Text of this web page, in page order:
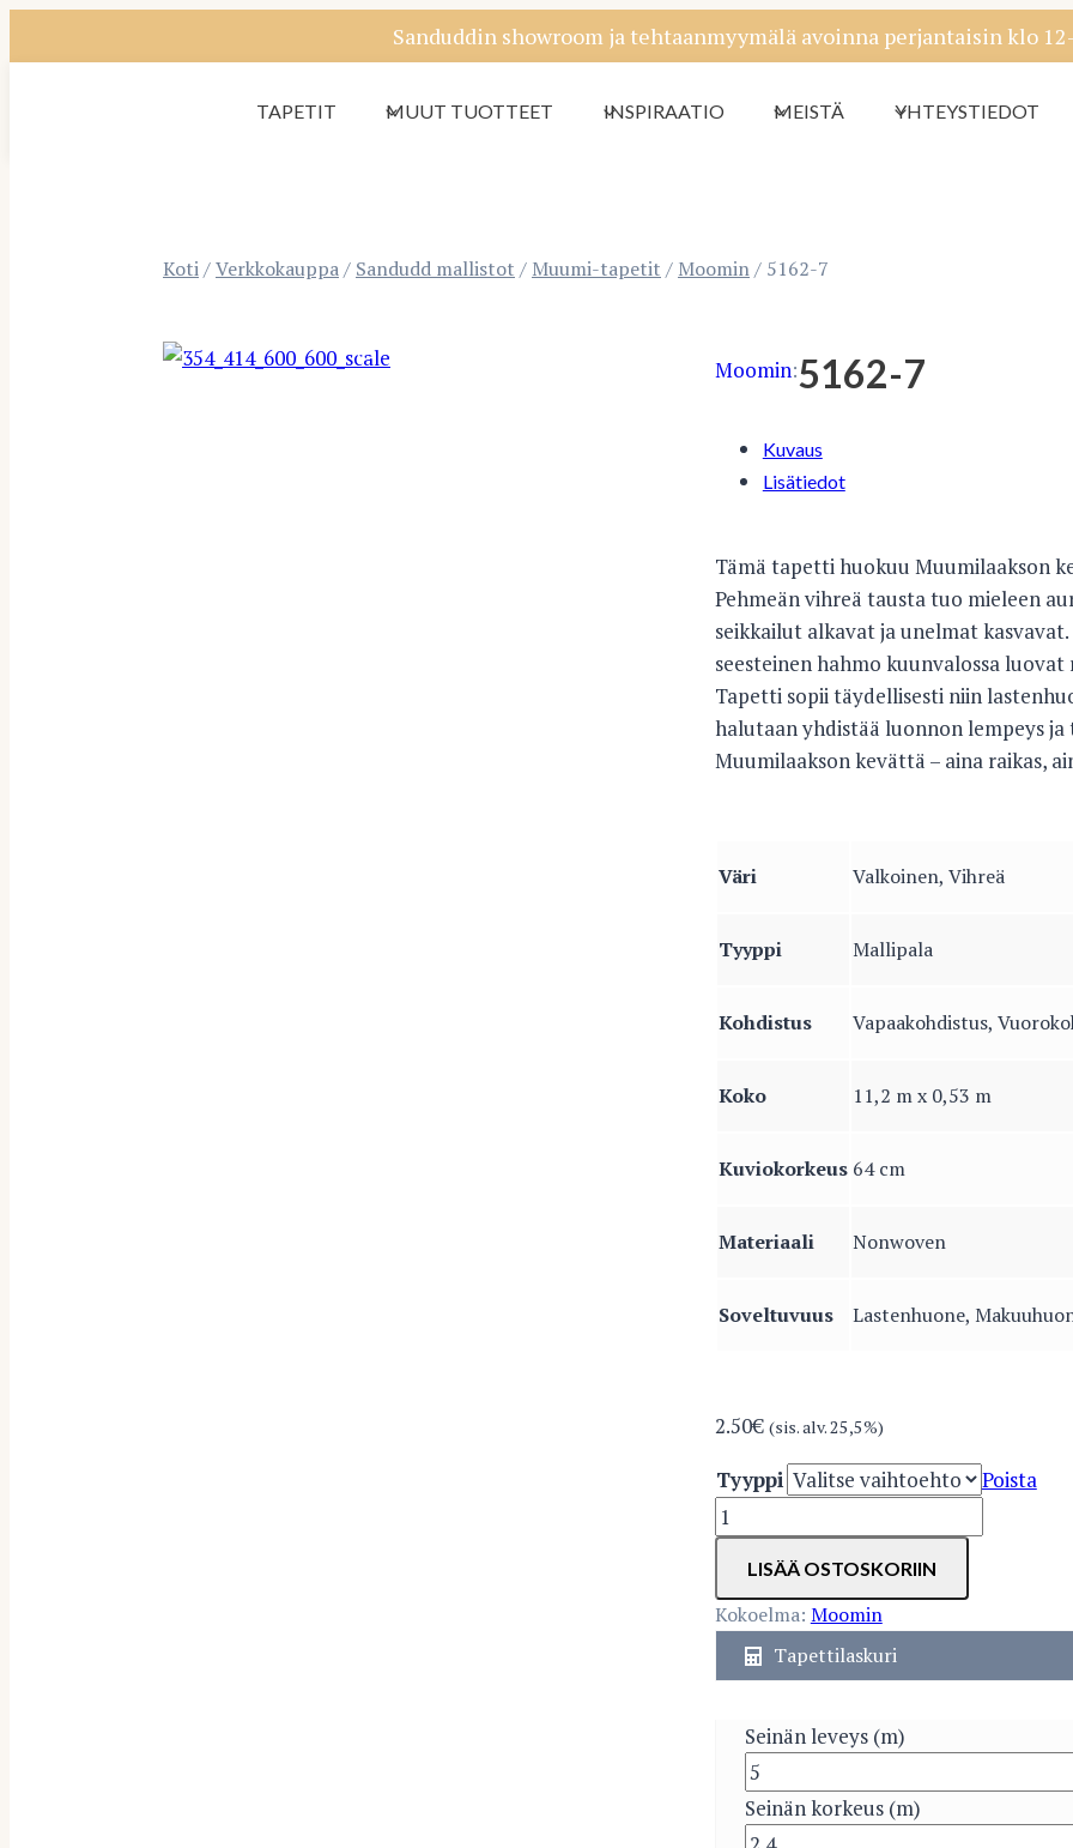
sisältöön
Sanduddin showroom ja tehtaanmyymälä avoinna perjantaisin klo
TAPETIT MUUT TUOTTEET INSPIRAATIO MEISTÄ YHTEYSTIEDOT
Koti/Verkkokauppa/ Sandudd mallistot / Muumi-tapetit / Moomin/ 5162-7
Moomin:5162-7
Kuvaus
Lisätiedot
Tämä tapetti huokuu Muumilaakson
Pehmeän vihreä tausta tuo mieleen
seikkailut alkavat ja unelmat
seesteinen hahmo kuunvalossa
Tapetti sopii täydellisesti niin
halutaan yhdistää luonnon lempeys
Muumilaakson kevättä – aina raikas,
Väri Valkoinen, Vihreä
Tyyppi Mallipala
Kohdistus Vapaakohdistus,
Koko 11,2 m x 0,53 m
Kuviokorkeus 64 cm
Materiaali Nonwoven
Soveltuvuus Lastenhuone,
2.50€ (sis. alv. 25,5%)
Tyyppi
Poista
5162-
7
määräLISÄÄ OSTOSKORIIN
Kokoelma: Moomin
Tapettilaskuri
Seinän leveys (m)
Seinän korkeus (m)